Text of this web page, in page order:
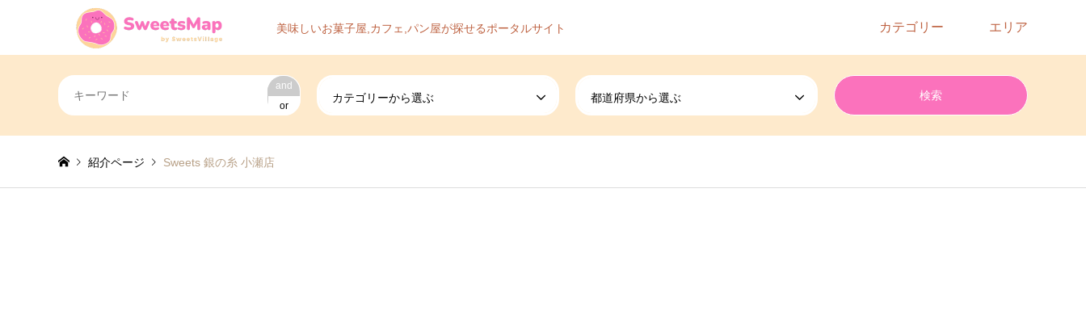
美味しいお菓子屋,カフェ,パン屋が探せるポータルサイト カテゴリー エリア
and
or
カテゴリーから選ぶ 都道府県から選ぶ
紹介ページ Sweets 銀の糸 小瀬店